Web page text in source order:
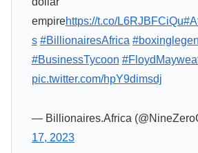
empirehttps://t.co/L6RJBFCiQu
s #BillionairesAfrica
#BusinessTycoon
pic.twitter.com/hpY9dimsdj
— Billionaires.Africa
17, 2023